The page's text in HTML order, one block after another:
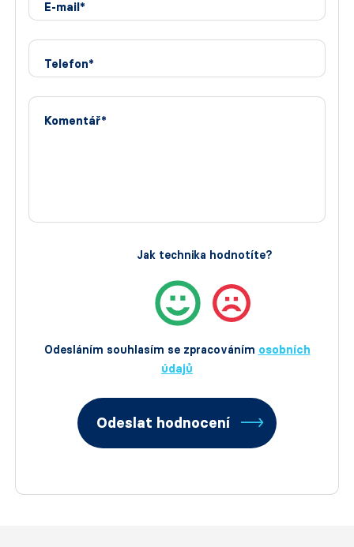
E-mail*
Telefon*
Komentář*
Odesláním souhlasím se zpracováním osobních
údajů
Jak technika hodnotíte?
Odeslat hodnocení